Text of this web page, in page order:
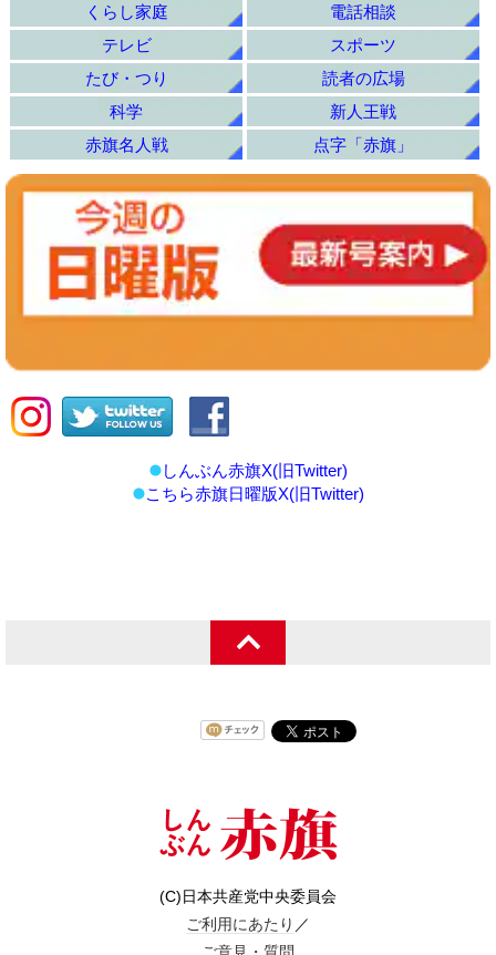
くらし家庭
電話相談
テレビ
スポーツ
たび・つり
読者の広場
科学
新人王戦
赤旗名人戦
点字「赤旗」
しんぶん赤旗X(旧Twitter)
こちら赤旗日曜版X(旧Twitter)
(C)日本共産党中央委員会
ご利用にあたり ／
ご意見・質問